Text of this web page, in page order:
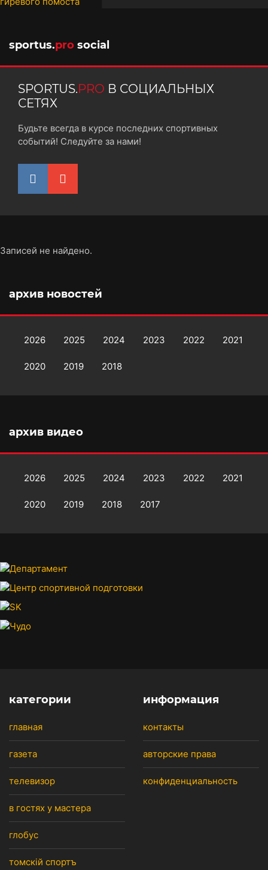
sportus.pro social
SPORTUS.PRO В СОЦИАЛЬНЫХ
СЕТЯХ
Будьте всегда в курсе последних спортивных
событий! Следуйте за нами!
Записей не найдено.
архив новостей
2026 2025 2024 2023 2022 2021
2020 2019 2018
архив видео
2026 2025 2024 2023 2022 2021
2020 2019 2018 2017
категории
главная
газета
телевизор
в гостях у мастера
глобус
томскiй спортъ
информация
контакты
авторские права
конфиденциальность